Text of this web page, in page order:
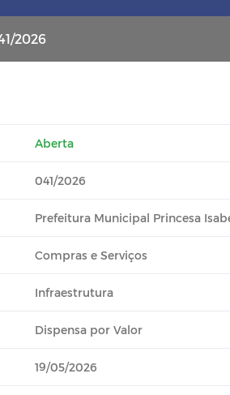
2026
Aberta
041/2026
Prefeitura Municipal Princesa
Compras e Serviços
Infraestrutura
Dispensa por Valor
19/05/2026